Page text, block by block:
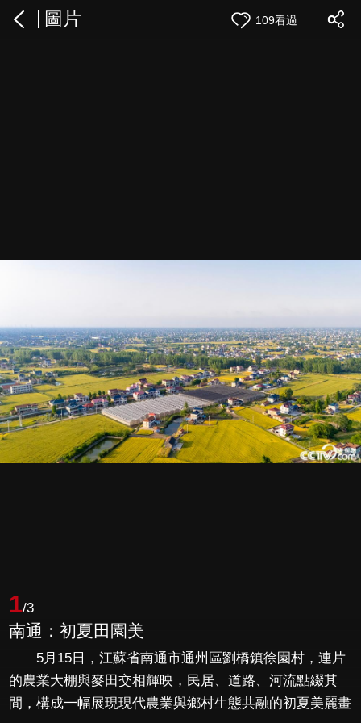
圖片 109看過
1/3
南通：初夏田園美
5月15日，江蘇省南通市通州區劉橋鎮徐園村，連片
的農業大棚與麥田交相輝映，民居、道路、河流點綴其
間，構成一幅展現現代農業與鄉村生態共融的初夏美麗畫